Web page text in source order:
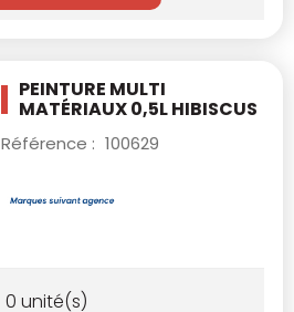
PEINTURE MULTI
MATÉRIAUX 0,5L HIBISCUS
Référence : 100629
0 unité(s)